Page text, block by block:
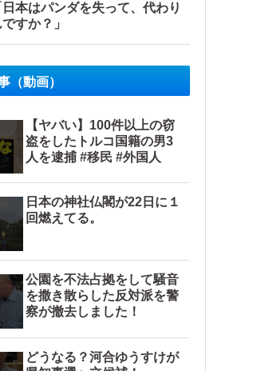
本はパンダを失って、代わり
すか？」
（動画）
【ヤバい】100件以上の窃
盗をしたトルコ国籍の男3
人を逮捕 #移民 #外国人
日本の神社仏閣が22日に１
回燃えてる。
公園を不法占拠をして騒音
を撒き散らした反対派を警
察が撤去しました！
どうなる？河合ゆうすけが